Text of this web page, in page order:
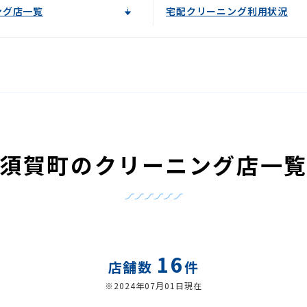
店一覧 宅配クリーニング利用状況
須賀町のクリーニング店一覧
店舗数 16件
※2024年07月01日現在